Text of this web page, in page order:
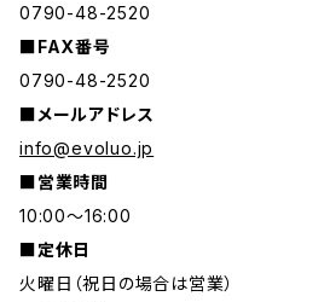
0790-48-2520
■FAX番号
0790-48-2520
■メールアドレス
info@evoluo.jp
■営業時間
10:00～16:00
■定休日
火曜日（祝日の場合は営業）